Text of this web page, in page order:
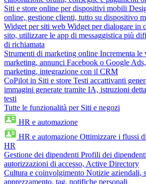
Siti e store online per dispositivi mobili
online, gestione clienti, tutto su dispositivo
Widget per siti web Widget per dialogare in
sito, utilizzare le app di messaggistica più
di richiamata
Strumenti di marketing online Incrementa le
marketing, annunci Facebook o Google
marketing, integrazione con il CRM
CoPilot in Siti e store Testi accattivanti
immagini generate tramite IA, istruzioni
testi
Tutte le funzionalità per Siti e negozi
HR e automazione
HR e automazione Ottimizzare i flussi
HR
Gestione dei dipendenti Profili dei
autorizzazioni di accesso, Active Directory
Cultura e coinvolgimento Notizie aziendali,
apprezzamento, tag, notifiche personali